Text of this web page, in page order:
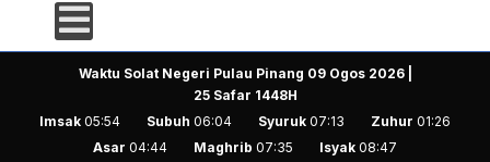
Waktu Solat Negeri Pulau Pinang 09 Ogos 2026 |
25 Safar 1448H
Imsak 05:54 Subuh 06:04 Syuruk 07:13 Zuhur 01:26
Asar 04:44 Maghrib 07:35 Isyak 08:47